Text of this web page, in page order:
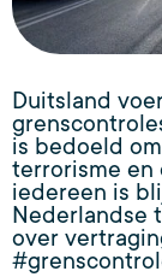
Duitsland
is bedoeld
terrorisme
iedereen is
Nederlandse
over